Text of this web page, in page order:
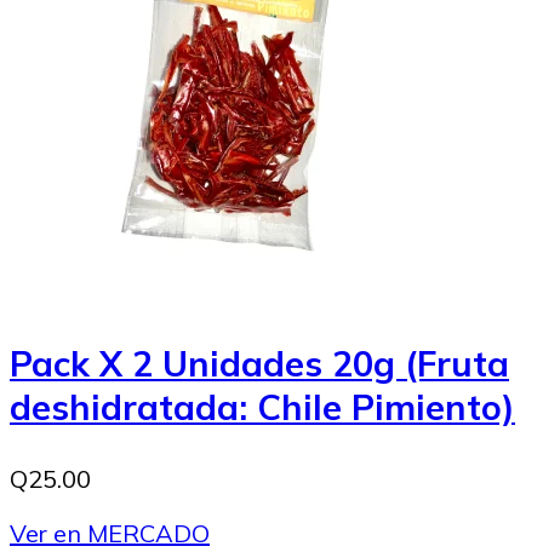
Pack X 2 Unidades 20g (Fruta
deshidratada: Chile Pimiento)
Q25.00
Ver en MERCADO